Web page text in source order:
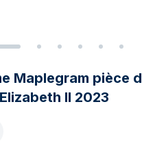
Maplegram pièce
II 2023